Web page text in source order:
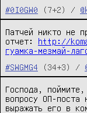
#0I0GW0
(7+2) /
Патчей никто не
отчет: http://
гуамка-мезмай-
#SWGMG4
(34+3) /
Господа, поймите,
вопросу ОП-поста
выражать его в